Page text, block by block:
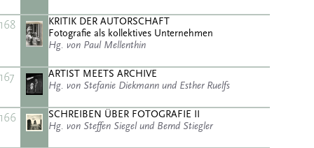
168
KRITIK DER AUTORSCHAFT
Fotografie als kollektives Unternehmen
Hg. von Paul Mellenthin
167
ARTIST MEETS ARCHIVE
Hg. von Stefanie Diekmann und Esther Ruelfs
166
SCHREIBEN ÜBER FOTOGRAFIE II
Hg. von Steffen Siegel und Bernd Stiegler